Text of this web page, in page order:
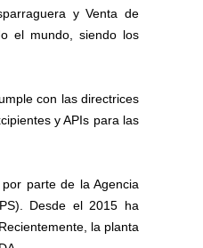
y Venta de
el mundo, siendo los
con las directrices
y APIs para las
parte de la Agencia
Desde el 2015 ha
la planta